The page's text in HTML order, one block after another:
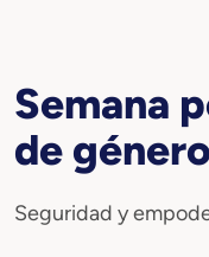
Semana
de
Seguridad y